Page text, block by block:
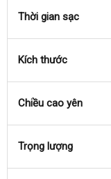
Thời gian sạc
Kích thước
Chiều cao yên
Trọng lượng